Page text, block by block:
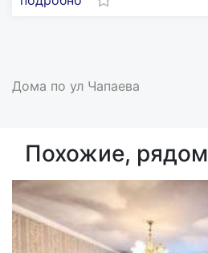
Дома по ул Чапаева
Похожие, рядом